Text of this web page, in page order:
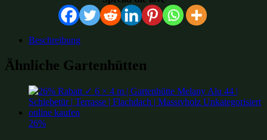
Beschreibung
Ähnliche Gartenhütten
26%